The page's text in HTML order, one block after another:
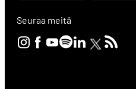
Seuraa meitä